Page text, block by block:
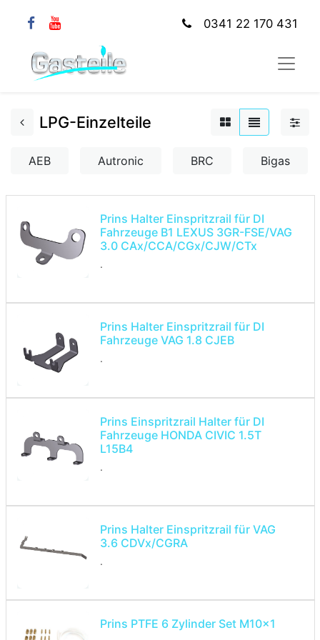
0341 22 170 431
LPG-Einzelteile
AEB Autronic BRC Bigas
Prins Halter Einspritzrail für DI
Fahrzeuge B1 LEXUS 3GR-FSE/VAG
3.0 CAx/CCA/CGx/CJW/CTx
.
Prins Halter Einspritzrail für DI
Fahrzeuge VAG 1.8 CJEB
.
Prins Einspritzrail Halter für DI
Fahrzeuge HONDA CIVIC 1.5T
L15B4
.
Prins Halter Einspritzrail für VAG
3.6 CDVx/CGRA
.
Prins PTFE 6 Zylinder Set M10x1